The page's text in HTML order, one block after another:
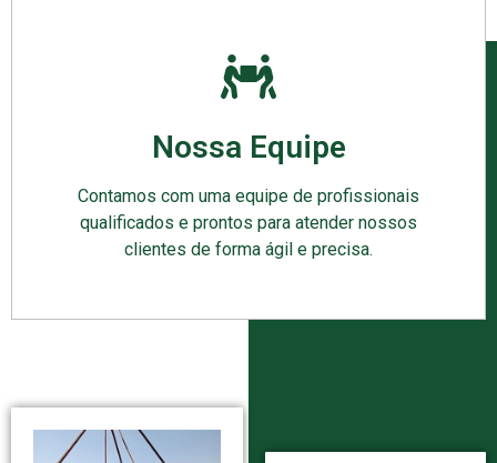
Nossa Equipe
Contamos com uma equipe de profissionais
qualificados e prontos para atender nossos
clientes de forma ágil e precisa.